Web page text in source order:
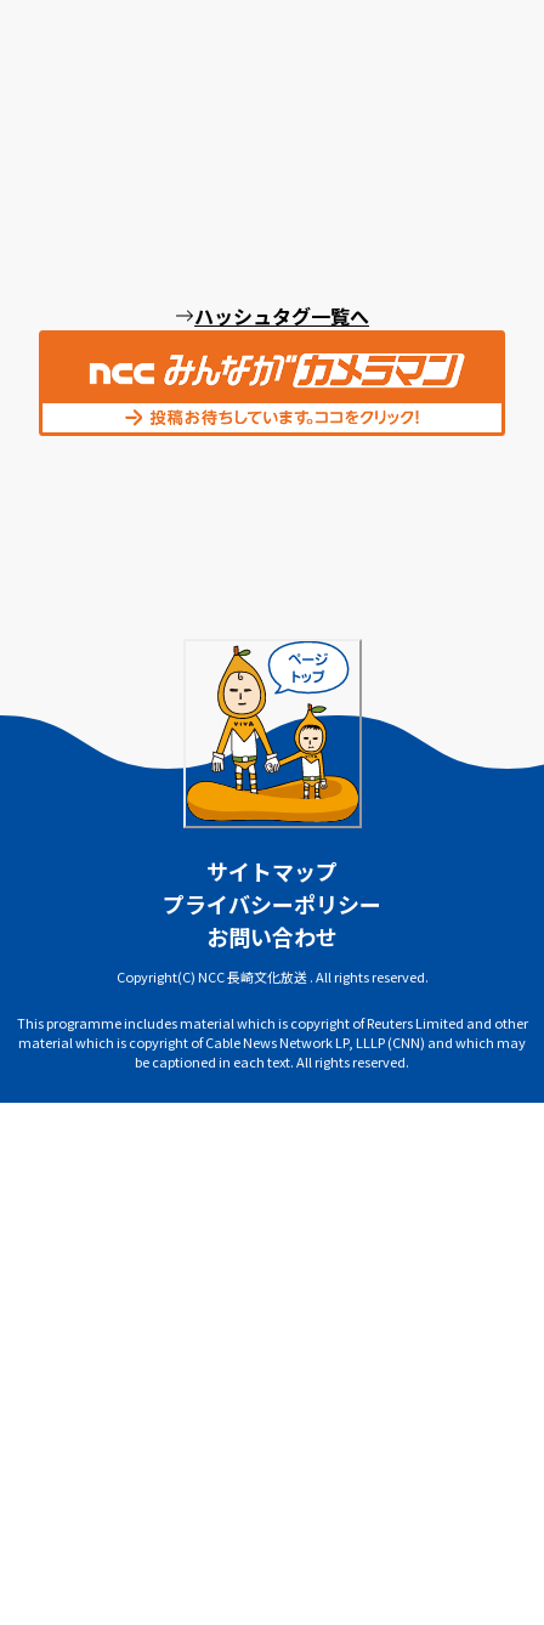
ハッシュタグ一覧へ
サイトマップ
プライバシーポリシー
お問い合わせ
Copyright(C) NCC 長崎文化放送 . All rights reserved.
This programme includes material which is copyright of Reuters Limited and other
material which is copyright of Cable News Network LP, LLLP (CNN) and which may
be captioned in each text. All rights reserved.